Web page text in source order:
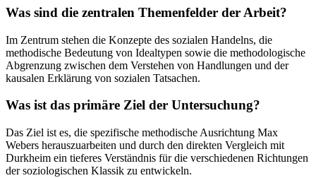
Was sind die zentralen Themenfelder der Arbeit?
Im Zentrum stehen die Konzepte des sozialen Handelns, die
methodische Bedeutung von Idealtypen sowie die methodologische
Abgrenzung zwischen dem Verstehen von Handlungen und der
kausalen Erklärung von sozialen Tatsachen.
Was ist das primäre Ziel der Untersuchung?
Das Ziel ist es, die spezifische methodische Ausrichtung Max
Webers herauszuarbeiten und durch den direkten Vergleich mit
Durkheim ein tieferes Verständnis für die verschiedenen Richtungen
der soziologischen Klassik zu entwickeln.